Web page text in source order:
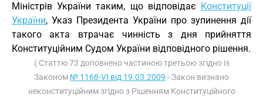
Міністрів України таким, що відповідає Конституції
України, Указ Президента України про зупинення дії
такого акта втрачає чинність з дня прийняття
Конституційним Судом України відповідного рішення.
( Статтю 73 доповнено частиною третьою згідно із
Законом № 1168-VI від 19.03.2009 - Закон визнано
неконституційним згідно з Рішенням Конституційного